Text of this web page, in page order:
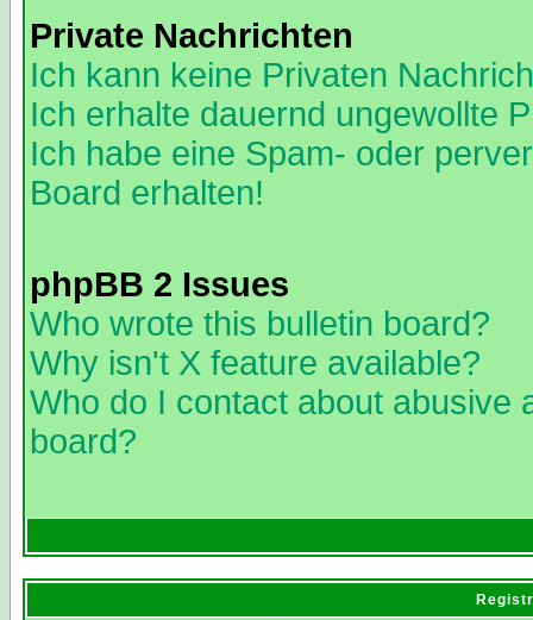
Private Nachrichten
Ich kann keine Privaten
Ich erhalte dauernd ungewollte
Ich habe eine Spam- oder
Board erhalten!
phpBB 2 Issues
Who wrote this bulletin board?
Why isn't X feature available?
Who do I contact about abusive
board?